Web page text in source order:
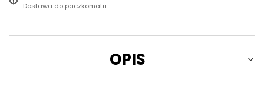
Dostawa do paczkomatu
OPIS